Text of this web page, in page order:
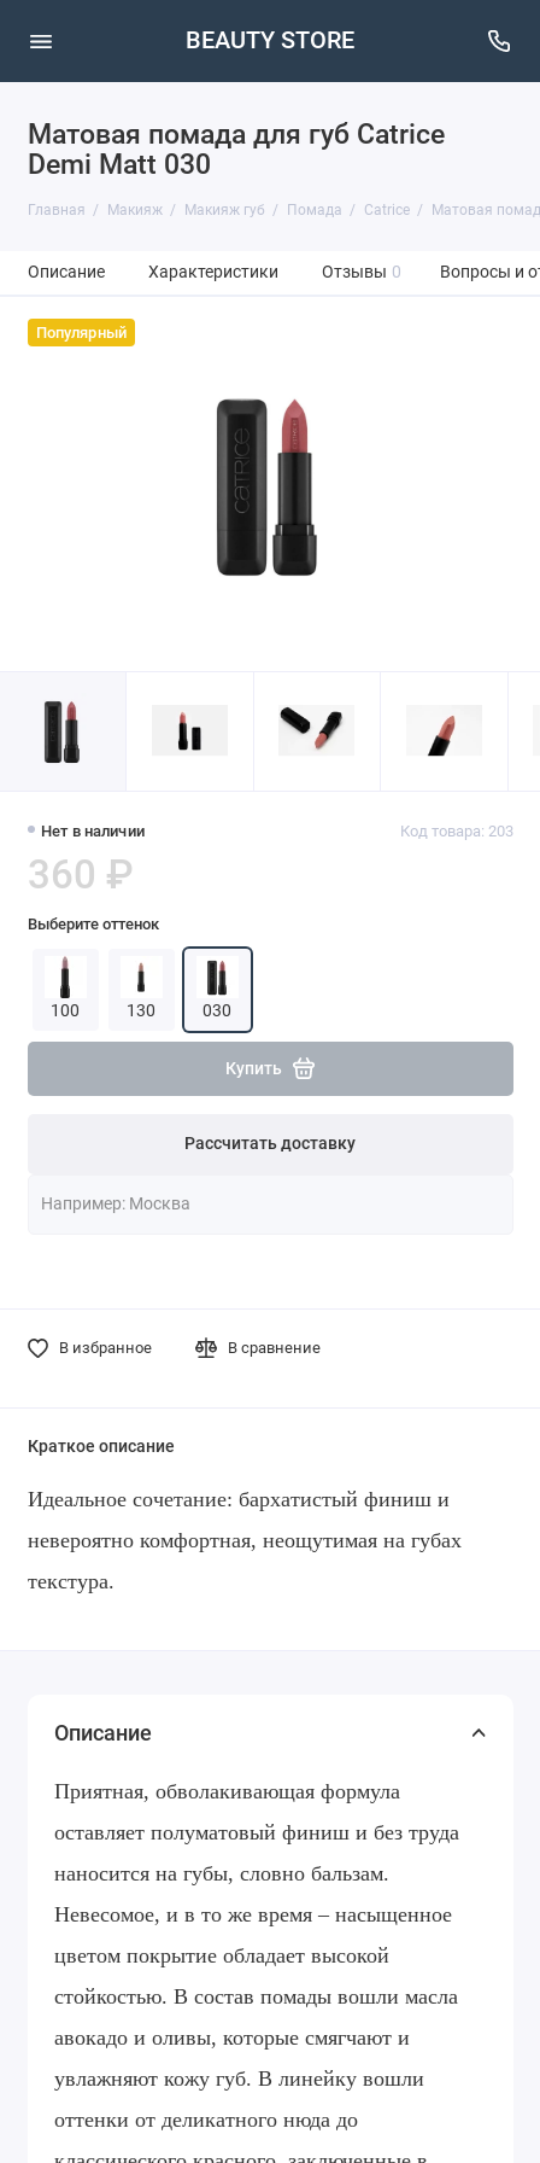
BEAUTY STORE
Матовая помада для губ Catrice
Demi Matt 030
Главная Макияж Макияж губ Помада Catrice Матовая
Описание Характеристики Отзывы 0 Вопросы и
Популярный
Нет в наличии Код товара: 203
360 ₽
Выберите оттенок
100 130 030
Купить
Рассчитать доставку
В избранное В сравнение
Краткое описание
Идеальное сочетание: бархатистый финиш и
невероятно комфортная, неощутимая на губах
текстура.
Описание
Приятная, обволакивающая формула
оставляет полуматовый финиш и без труда
наносится на губы, словно бальзам.
Невесомое, и в то же время – насыщенное
цветом покрытие обладает высокой
стойкостью. В состав помады вошли масла
авокадо и оливы, которые смягчают и
увлажняют кожу губ. В линейку вошли
оттенки от деликатного нюда до